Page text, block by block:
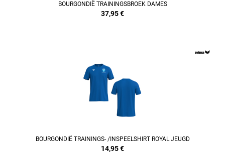
BOURGONDIË TRAININGSBROEK DAMES
37,95€
BOURGONDIË TRAININGS- /INSPEELSHIRT ROYAL JEUGD
14,95€